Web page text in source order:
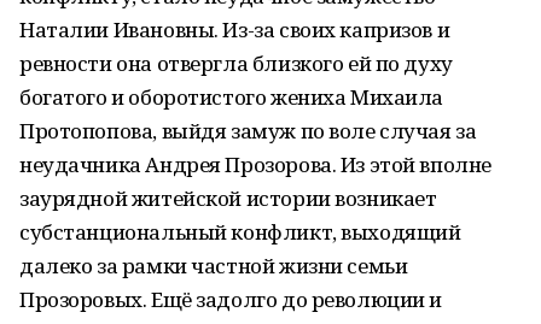
Наталии Ивановны. Из-за своих капризов и
ревности она отвергла близкого ей по духу
богатого и оборотистого жениха Михаила
Протопопова, выйдя замуж по воле случая за
неудачника Андрея Прозорова. Из этой вполне
заурядной житейской истории возникает
субстанциональный конфликт, выходящий
далеко за рамки частной жизни семьи
Прозоровых. Ещё задолго до революции и